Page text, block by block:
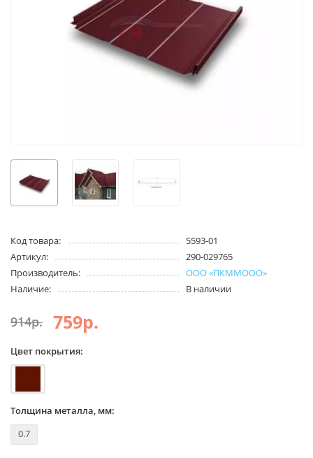
Код товара:
5593-01
Артикул:
290-029765
Производитель:
ООО «ПКММООО»
Наличие:
В наличии
914р. 759р.
Цвет покрытия:
Толщина металла, мм:
0.7